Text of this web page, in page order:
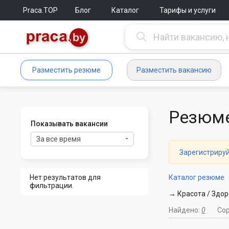
Praca.TOP Блог Каталог Тарифы и услуги
Разместить резюме Разместить вакансию
Показывать вакансии
За все время
Нет результатов для
фильтрации.
Каталог резюме
→ Красота /
Найдено: 0